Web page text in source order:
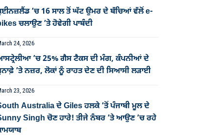
’ਚ 16 ਸਾਲ ਤੋਂ ਘੱਟ ਉਮਰ ਦੇ ਬੱਚਿਆਂ ਵੱਲੋਂ e-
ਚਲਾਉਣ ’ਤੇ ਹੋਵੇਗੀ ਪਾਬੰਦੀ
24, 2026
’ਚ 25% ਗੈਸ ਟੈਕਸ ਦੀ ਮੰਗ, ਕੰਪਨੀਆਂ ਦੇ
’ਤੇ ਨਜ਼ਰ, ਲੋਕਾਂ ਨੂੰ ਰਾਹਤ ਦੇਣ ਦੀ ਸਿਆਸੀ ਲੜਾਈ
23, 2026
Australia ਦੇ Giles ਹਲਕੇ ’ਤੋਂ ਪੰਜਾਬੀ ਮੂਲ ਦੇ
Singh ਚੋਣ ਹਾਰੇ! ਤੀਜੇ ਨੰਬਰ ’ਤੇ ਆਉਣ ’ਚ ਰਹੇ